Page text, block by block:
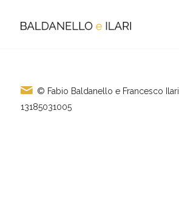
© Fabio Baldanello e Francesco Ilari
13185031005